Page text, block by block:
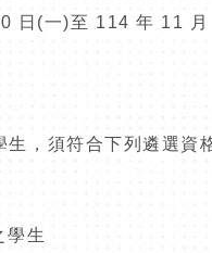
日 (一)至 114年 11 月
生，須符合下列遴選資
學生